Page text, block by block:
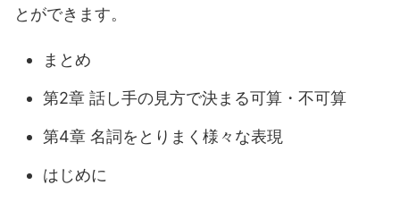
とができます。
まとめ
第2章 話し手の見方で決まる可算・不可算
第4章 名詞をとりまく様々な表現
はじめに